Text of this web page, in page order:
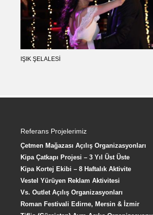
IŞIK ŞELALESI
Referans Projelerimiz
Çetmen Mağazası Açılış Organizasyonları
Kipa Çatkapı Projesi – 3 Yıl Üst Üste
Kipa Kortej Ekibi – 8 Haftalık Aktivite
Vestel Yürüyen Reklam Aktivitesi
Vs. Outlet Açılış Organizasyonları
Roman Festivali Edirne, Mersin & İzmir